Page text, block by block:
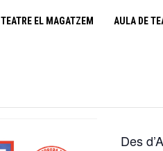
TEATRE EL MAGATZEM AULA DE
cooperativa
aula de teatre
Des